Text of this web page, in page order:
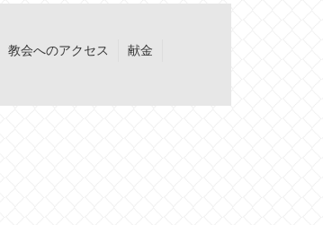
教会へのアクセス 献金